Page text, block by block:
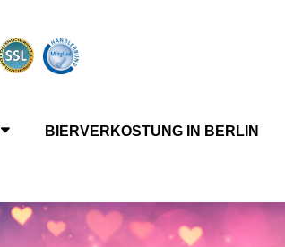
BIERVERKOSTUNG IN BERLIN